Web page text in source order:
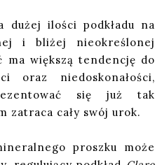
dużej ilości podkładu na
i bliżej nieokreślonej
większą tendencję do
oraz niedoskonałości,
się już tak
zatraca cały swój urok.
proszku może